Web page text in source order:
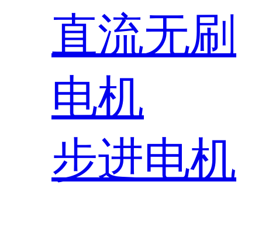
直流无刷
电机
步进电机